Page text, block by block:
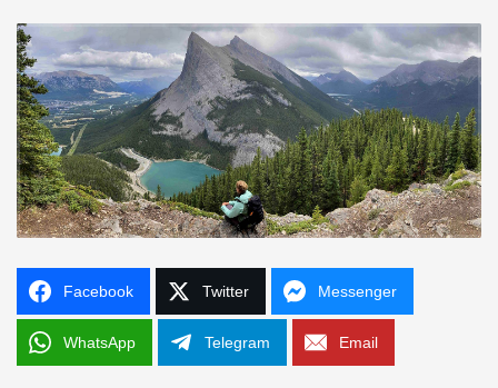
Facebook Twitter Messenger
WhatsApp Telegram Email